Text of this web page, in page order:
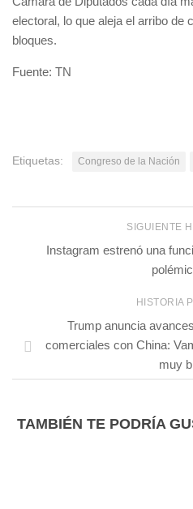
electoral, lo que aleja el arribo de
bloques.
Fuente: TN
Etiquetas: Congreso de la Nación
SIGUIENTE
Instagram estrenó una
HISTORIA
Trump anuncia
comerciales con China:
muy
TAMBIÉN TE PODRÍA